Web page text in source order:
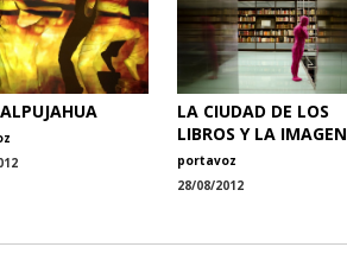
LA CIUDAD DE LOS
LIBROS Y LA IMAGEN
portavoz
28/08/2012